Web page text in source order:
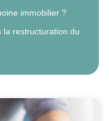
immobilier ?
la restructuration du